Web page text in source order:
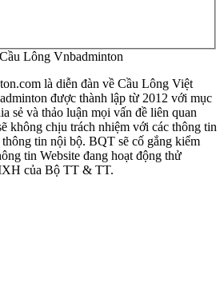
Lông Vnbadminton
là diễn đàn về Cầu Lông Việt
được thành lập từ 2012 với mục
sẻ và thảo luận mọi vấn đề liên quan
không chịu trách nhiệm với các thông tin
tin nội bộ. BQT sẽ cố gắng kiểm
tin Website đang hoạt động thử
của Bộ TT & TT.